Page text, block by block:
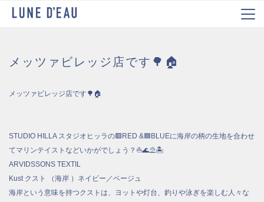
メッツァビレッジ店です🌳🏠
メッツァビレッジ店です🌳🏠
STUDIO HILLA スタジオヒッラの🟥RED &🟦BLUEに海岸の柄の生地を合わせ
てマリンテイストなどいかがでしょう？⛵️🌊⛱🏝
ARVIDSSONS TEXTIL
Kust クスト （海岸 ）ネイビー／ベージュ
海岸という意味を持つクストは、ヨットや灯台、釣りや泳ぎを楽しむ人々な